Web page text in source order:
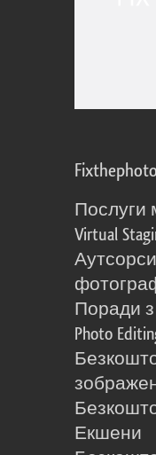
Fixthephoto
Послуги
Virtual
Поради
Photo
Екшени